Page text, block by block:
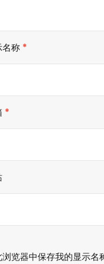
名称 *
*
浏览器中保存我的显示